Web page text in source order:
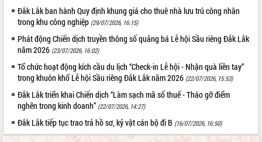
Đắk Lắk ban hành Quy định khung giá cho thuê nhà lưu trú công nhân
trong khu công nghiệp (29/07/2026, 16:15)
Phát động Chiến dịch truyền thông số quảng bá Lễ hội Sầu riêng Đắk Lắk
năm 2026 (23/07/2026, 16:02)
Tổ chức hoạt động kích cầu du lịch “Check-in Lễ hội - Nhận quà liền tay”
trong khuôn khổ Lễ hội Sầu riêng Đắk Lắk năm 2026 (22/07/2026, 15:53)
Đắk Lắk triển khai Chiến dịch “Làm sạch mã số thuế - Tháo gỡ điểm
nghẽn trong kinh doanh” (22/07/2026, 14:27)
Đắk Lắk tiếp tục trao trả hồ sơ, kỷ vật cán bộ đi B (16/07/2026, 16:50)